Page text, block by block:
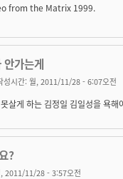
from the Matrix 1999.
안가는게
성시간: 월, 2011/11/28 - 6:07오전
살게 하는 김정일 김일성을 욕
?
2011/11/28 - 3:57오전